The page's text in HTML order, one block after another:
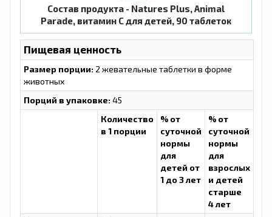
Состав продукта - Natures Plus, Animal
Parade, витамин C для детей, 90 таблеток
Пищевая ценность
Размер порции: 2 жевательные таблетки в форме
животных
Порций в упаковке:45
Количество
в 1 порции
% от
суточной
нормы
для
детей от
1 до 3 лет
% от
суточной
нормы
для
взрослых
и детей
старше
4 лет